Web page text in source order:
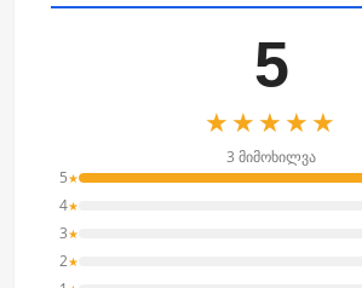
5
★★★★★
3 მიმოხილვა
5★
4★
3★
2★